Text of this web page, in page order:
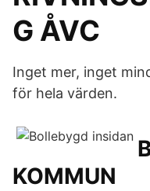
G ÅVC
Inget mer, inget
för hela värden.
KOMMUN